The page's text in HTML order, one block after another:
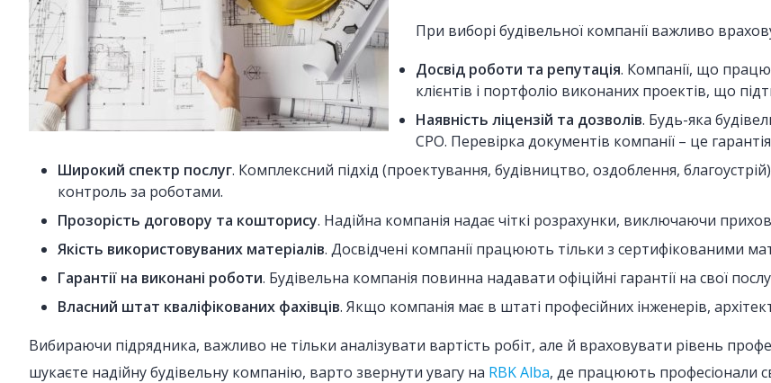
При виборі будівельної компанії важливо
Досвід роботи та репутація. Компанії, що
клієнтів і портфоліо виконаних проектів, що
Наявність ліцензій та дозволів. Будь-яка
СРО. Перевірка документів компанії – це
Широкий спектр послуг. Комплексний підхід (проектування, будівництво, оздоблення,
контроль за роботами.
Прозорість договору та кошторису. Надійна компанія надає чіткі розрахунки, виключаючи
Якість використовуваних матеріалів. Досвідчені компанії працюють тільки з сертифікованими
Гарантії на виконані роботи. Будівельна компанія повинна надавати офіційні гарантії на свої
Власний штат кваліфікованих фахівців. Якщо компанія має в штаті професійних інженерів,
Вибираючи підрядника, важливо не тільки аналізувати вартість робіт, але й враховувати рівень
шукаєте надійну будівельну компанію, варто звернути увагу на RBK Alba, де працюють професіонали